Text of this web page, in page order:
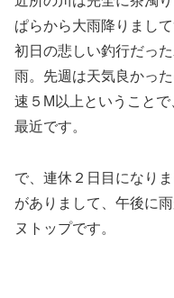
ぱらから大雨降りまし
初日の悲しい釣行だっ
雨。先週は天気良かっ
速５M以上ということ
最近です。
で、連休２日目になり
がありまして、午後に
ヌトップです。